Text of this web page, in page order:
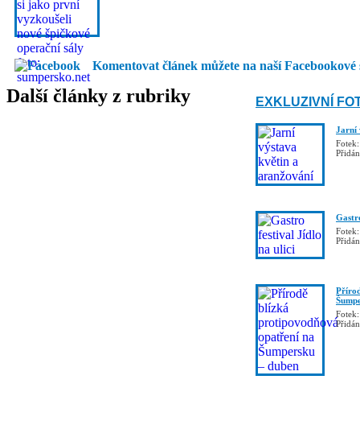
Komentovat článek můžete na naší Facebookové
Další články z rubriky EXKLUZIVNÍ
Jarní